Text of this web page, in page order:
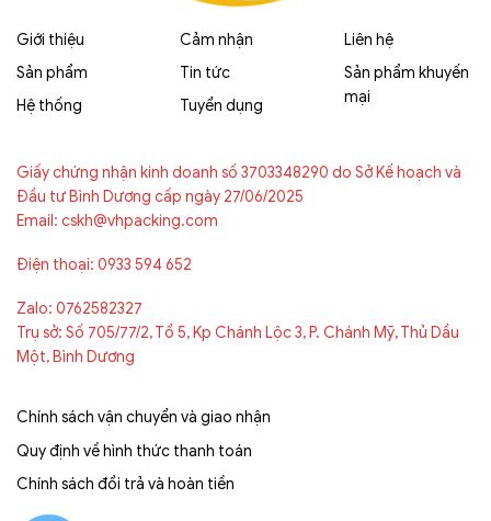
Giới thiệu
Sản phẩm
Hệ thống
Cảm nhận
Tin tức
Tuyển dụng
Liên hệ
Sản phẩm khuyến
mại
Giấy chứng nhận kinh doanh số 3703348290 do Sở Kế hoạch và
Đầu tư Bình Dương cấp ngày 27/06/2025
Email: cskh@vhpacking.com
Điện thoại: 0933 594 652
Zalo: 0762582327
Trụ sở: Số 705/77/2, Tổ 5, Kp Chánh Lộc 3, P. Chánh Mỹ, Thủ Dầu
Một, Bình Dương
Chính sách vận chuyển và giao nhận
Quy định về hình thức thanh toán
Chính sách đổi trả và hoàn tiền